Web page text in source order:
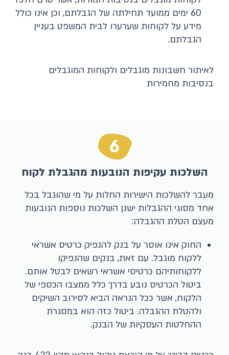
60 ימים ממועד תחילתה של הגבלתם, וכן אינו כולל
מידע על לקוחות שערערו לבית המשפט בעניין
הגבלתם.
לאיתור חשבונות מוגבלים ולקוחות המוגבלים
בנסיבות מחמירות
6
השלכות עקיפות הנובעות מהגבלת לקוח
מעבר להשלכות הישירות החלות על מי שהוגבל בכל
אחד מסוגי ההגבלות ישנן השלכות נוספות הנובעות
מעצם הטלת ההגבלה:
החוק אינו אוסר על בנק להנפיק כרטיס אשראי
ללקוח מוגבל. עם זאת, בנקים שהנפיקו
ללקוחותיהם כרטיסי אשראי רשאים לבטל אותם.
ביטול הכרטיס נובע בדרך כלל ממצבו הכספי של
הלקוח, אשר ככל הנראה הביא לסירוב השיקים
ולהטלת ההגבלה. ביטול כזה הוא במסגרת
ההחלטות העסקיות של הבנק.